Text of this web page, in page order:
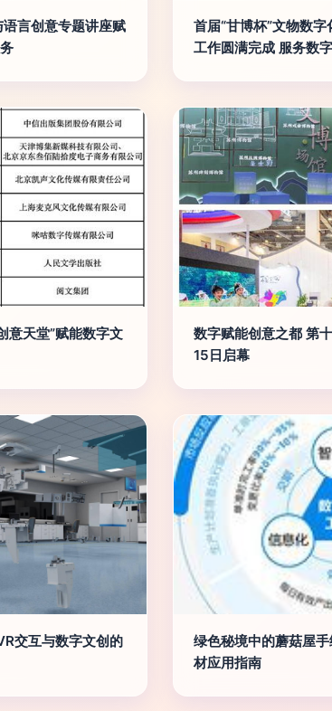
言创意专题讲座赋
首届“甘博杯”文物数
工作圆满完成 服务数
意天堂”赋能数字文
数字赋能创意之都 第
15日启幕
交互与数字文创的
绿色秘境中的蘑菇屋
材应用指南